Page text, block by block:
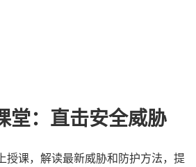
堂：直击安全威胁
授课，解读最新威胁和防护方法，提